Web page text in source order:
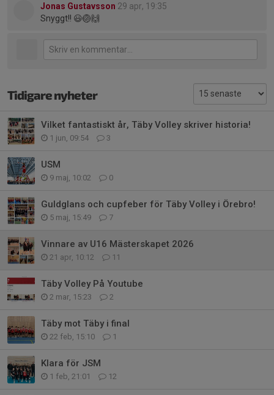
Jonas Gustavsson 29 apr, 19:35
Snyggt!! 😃🏐🙌
Tidigare nyheter
Vilket fantastiskt år, Täby Volley skriver historia!
1 jun, 09:54 3
USM
9 maj, 10:02 0
Guldglans och cupfeber för Täby Volley i Örebro!
5 maj, 15:49 7
Vinnare av U16 Mästerskapet 2026
21 apr, 10:12 11
Täby Volley På Youtube
2 mar, 15:23 2
Täby mot Täby i final
22 feb, 15:10 1
Klara för JSM
1 feb, 21:01 12